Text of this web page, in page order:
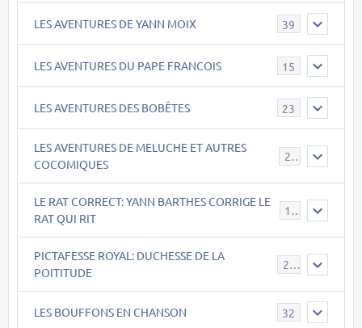
LES AVENTURES DE YANN MOIX 39
LES AVENTURES DU PAPE FRANCOIS 15
LES AVENTURES DES BOBÊTES 23
LES AVENTURES DE MELUCHE ET AUTRES
COCOMIQUES
22
LE RAT CORRECT: YANN BARTHES CORRIGE LE
RAT QUI RIT
15
PICTAFESSE ROYAL: DUCHESSE DE LA
POITITUDE
23
LES BOUFFONS EN CHANSON 32